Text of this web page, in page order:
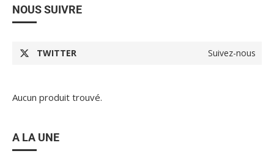
NOUS SUIVRE
TWITTER Suivez-nous
Aucun produit trouvé.
A LA UNE